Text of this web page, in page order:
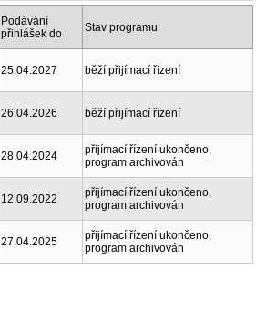
Podávání
přihlášek do
Stav programu
25.04.2027 běží přijímací řízení
26.04.2026 běží přijímací řízení
28.04.2024
přijímací řízení ukončeno,
program archivován
12.09.2022
přijímací řízení ukončeno,
program archivován
27.04.2025
přijímací řízení ukončeno,
program archivován